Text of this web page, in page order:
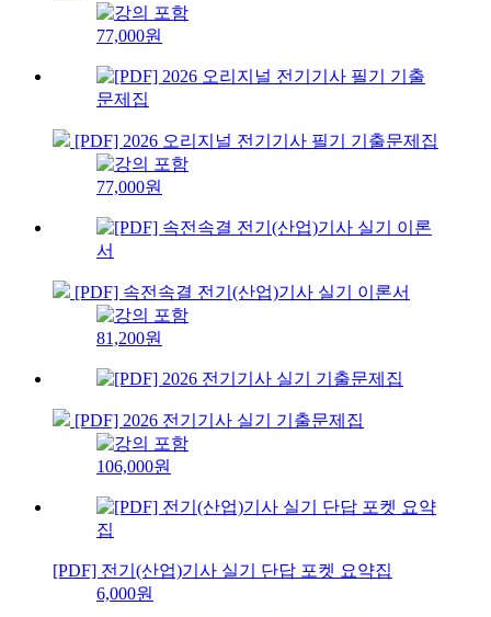
77,000원
[PDF] 2026 오리지널 전기기사 필기 기출문제집
77,000원
[PDF] 속전속결 전기(산업)기사 실기 이론서
81,200원
[PDF] 2026 전기기사 실기 기출문제집
106,000원
[PDF] 전기(산업)기사 실기 단답 포켓 요약집
6,000원